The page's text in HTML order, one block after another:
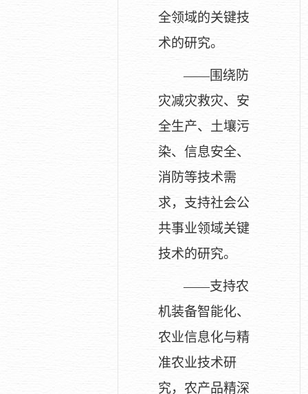
全领域的关键技
术的研究。
——围绕防
灾减灾救灾、安
全生产、土壤污
染、信息安全、
消防等技术需
求，支持社会公
共事业领域关键
技术的研究。
——支持农
机装备智能化、
农业信息化与精
准农业技术研
究，农产品精深